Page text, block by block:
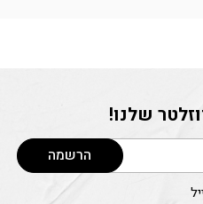
את
האפשרויות
בעמוד
המוצר
שלנו!
הרשמה